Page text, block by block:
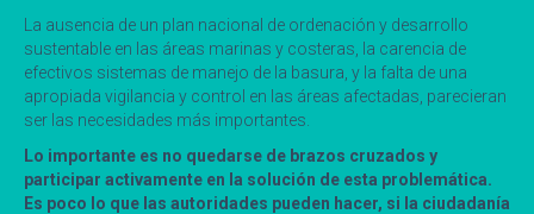
La ausencia de un plan nacional de ordenación y desarrollo
sustentable en las áreas marinas y costeras, la carencia de
efectivos sistemas de manejo de la basura, y la falta de una
apropiada vigilancia y control en las áreas afectadas, parecieran
ser las necesidades más importantes.
Lo importante es no quedarse de brazos cruzados y
participar activamente en la solución de esta problemática.
Es poco lo que las autoridades pueden hacer, si la ciudadanía